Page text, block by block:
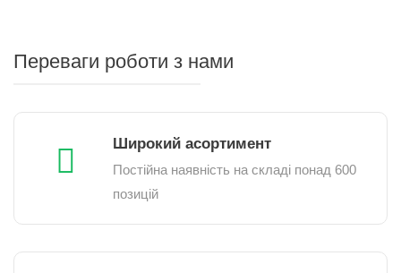
Переваги роботи з нами
Широкий асортимент
Постійна наявність на складі понад 600
позицій